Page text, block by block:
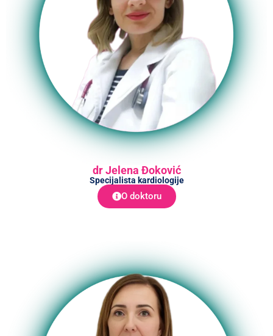
dr Jelena Đoković
Specijalista kardiologije
O doktoru